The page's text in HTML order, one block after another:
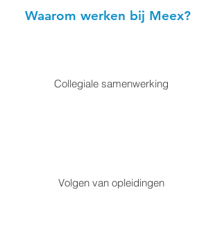
Waarom werken bij Meex?
Collegiale samenwerking
Volgen van opleidingen